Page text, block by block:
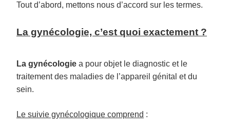
Tout d’abord, mettons nous d’accord sur les termes.
La gynécologie, c’est quoi exactement ?
La gynécologie a pour objet le diagnostic et le
traitement des maladies de l’appareil génital et du
sein.
Le suivie gynécologique comprend :